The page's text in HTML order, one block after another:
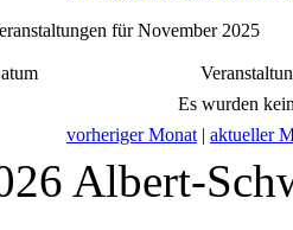
für November 2025
Es wurden
vorheriger Monat | aktueller
Albert-